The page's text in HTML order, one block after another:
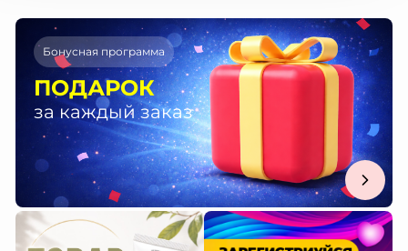
Бонусная программа
ПОДАРОК
за каждый заказ